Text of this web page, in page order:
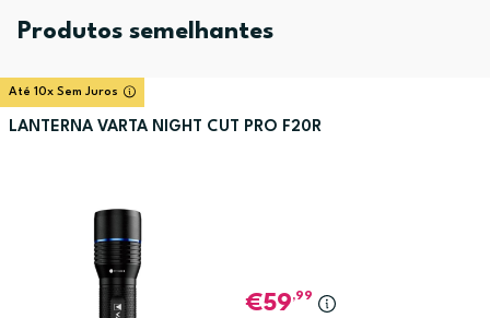
Produtos semelhantes
Até 10x Sem Juros
LANTERNA VARTA NIGHT CUT PRO F20R
59,99